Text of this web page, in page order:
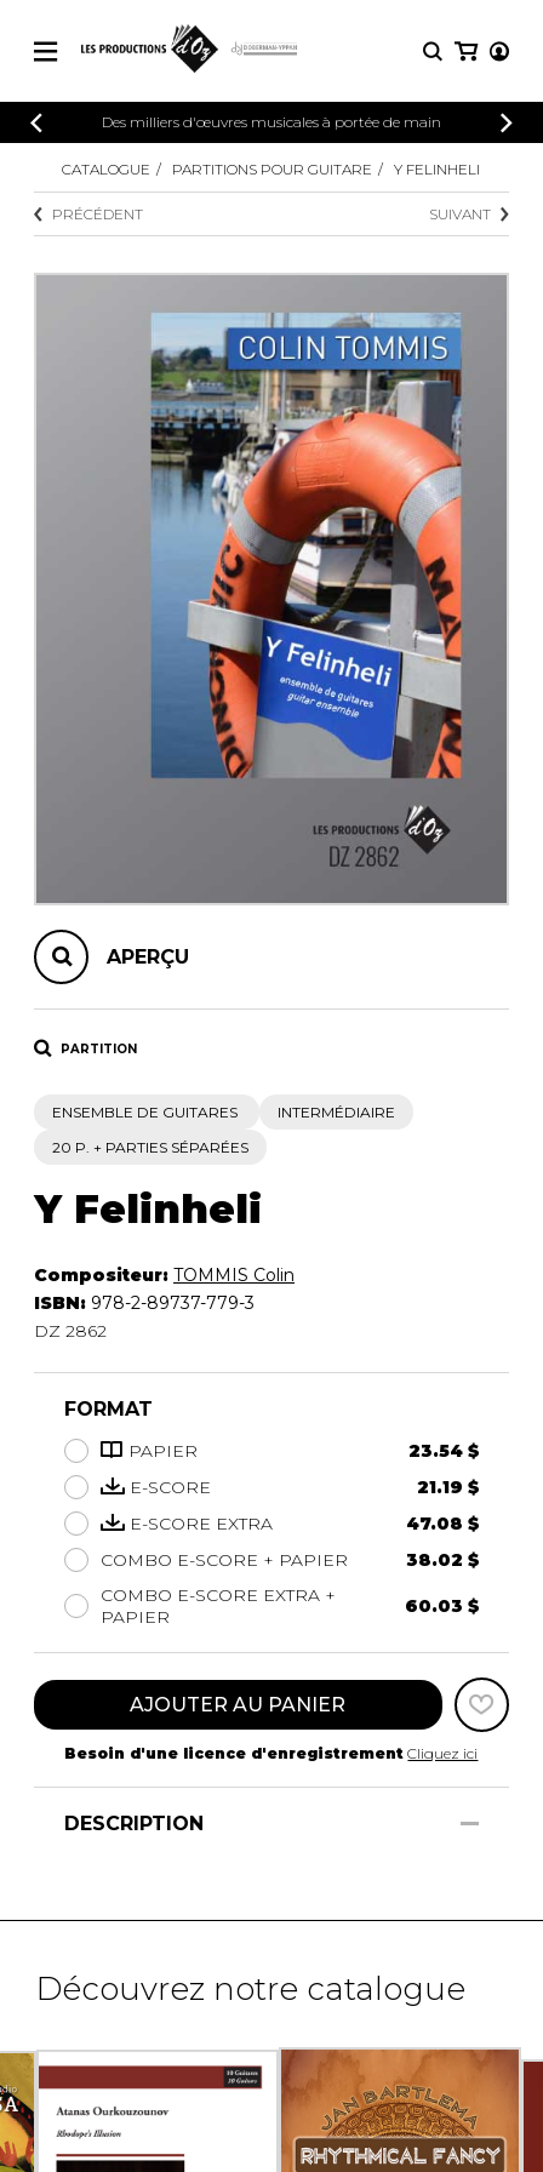
CATALOGUE
Explorez notre catalogue de partitions
riche en œuvres originales et en
arrangements de qualité.
PARTITIONS POUR GUITARE
PARTITIONS POUR AUTRES
INSTRUMENTS
PARTITIONS POUR ENSEMBLES
AUTRES PRODUITS
CONNEXION
INSCRIPTION
Des milliers d'œuvres musicales à portée de main
PARTITIONS
Méthodes
3 guitares
4 guitares
5 guitares et plus
Ensemble de
Orchestre de guitares
Concerto pour
Guitare et un autre
Musique de chambre
CATALOGUE PARTITIONS POUR GUITARE Y FELINHELI
PRÉCÉDENT SUIVANT
APERÇU
PARTITION
ENSEMBLE DE GUITARES
INTERMÉDIAIRE
20 P. + PARTIES SÉPARÉES
Y Felinheli
Compositeur: TOMMIS Colin
ISBN: 978-2-89737-779-3
DZ 2862
FORMAT
PAPIER
23.54 $
E-SCORE
21.19 $
E-SCORE EXTRA
47.08 $
COMBO E-SCORE + PAPIER
38.02 $
COMBO E-SCORE EXTRA +
PAPIER
60.03 $
AJOUTER AU PANIER
Besoin d'une licence d'enregistrement Cliquez ici
DESCRIPTION
Découvrez notre catalogue